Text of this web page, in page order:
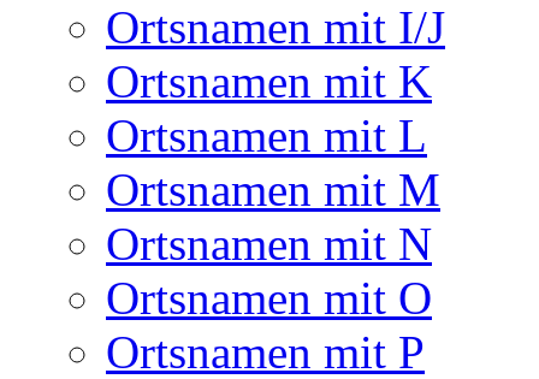
Ortsnamen mit I/J
Ortsnamen mit K
Ortsnamen mit L
Ortsnamen mit M
Ortsnamen mit N
Ortsnamen mit O
Ortsnamen mit P